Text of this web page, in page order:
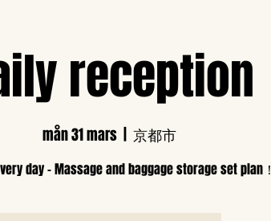
reception
mån 31 mars
  |
京都市
day - Massage and baggage storage set plan！